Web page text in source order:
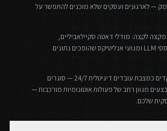
— לארגונים ועסקים שלא מוכנים להתפשר על
לקצה: מודלי דאטה סקיילאביליים,
אינטגרציות בזמן אמת, סוכנים מבוססי LLM ומנועי אנליטיקס שהופכים נתונים
סוכני ה-AI האוטונומיים שלנו מתפקדים כמצבת עובדים דיגיטלית 24/7 — סוגרים
מגוון רחב של פעולות אוטונומיות מורכבות —
שלכם.